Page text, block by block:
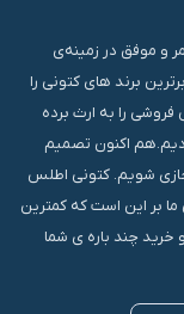
تجربه‌ای مستمر و موفق در زمینه‌ی
برند های کتونی را
را به ارث برده
اکنون تصمیم
شویم. کتونی اطلس
بر این است که کمترین
چند باره ی شما